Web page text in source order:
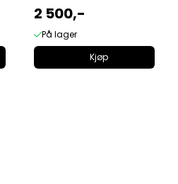
2 500,-
På lager
Kjøp